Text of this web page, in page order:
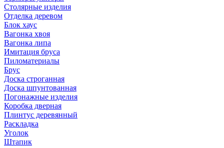
Столярные изделия
Отделка деревом
Блок хаус
Вагонка хвоя
Вагонка липа
Имитация бруса
Пиломатериалы
Брус
Доска строганная
Доска шпунтованная
Погонажные изделия
Коробка дверная
Плинтус деревянный
Раскладка
Уголок
Штапик